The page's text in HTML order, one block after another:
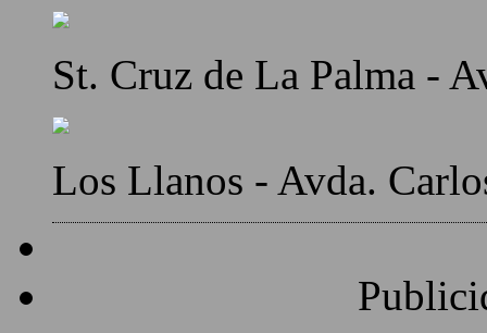
St. Cruz de La Palma -
Los Llanos - Avda.